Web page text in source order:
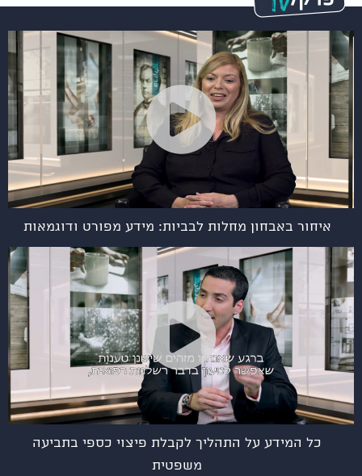
איחור באבחון מחלות לבביות: מידע מפורט ודוגמאות
כל המידע על התהליך לקבלת פיצוי כספי בתביעה
משפטית